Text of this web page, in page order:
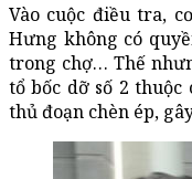
Vào cuộc điều tra,
Hưng không có
trong chợ… Thế
tổ bốc dỡ số 2
thủ đoạn chèn ép,